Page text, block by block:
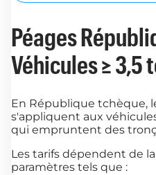
Péages
Véhicules ≥ 3,5
En République tchèque,
s'appliquent aux
qui empruntent des
Les tarifs dépendent de
paramètres tels que :